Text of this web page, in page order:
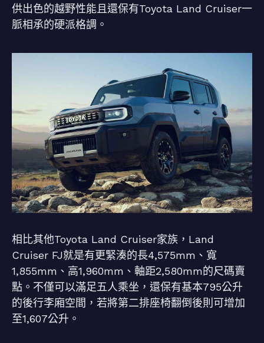
供出色的越野性能且還保有Toyota Land Cruiser一
脈相承的硬派格調。
相比其他Toyota Land Cruiser家族，Land
Cruiser FJ就是有更緊湊的長4,575mm、寬
1,855mm、高1,960mm、軸距2,580mm的尺碼賣
點。不僅可以滿足五人乘坐，還保有基本795公升
的後行李廂空間，若將第二排座椅翻倒後則可增加
至1,607公升。